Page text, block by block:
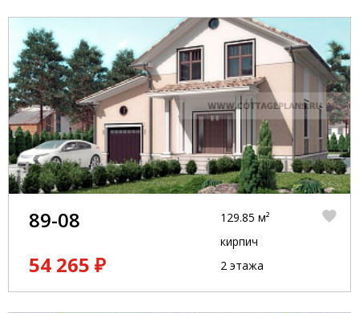
89-08
54 265 ₽
129.85 м²
кирпич
2 этажа